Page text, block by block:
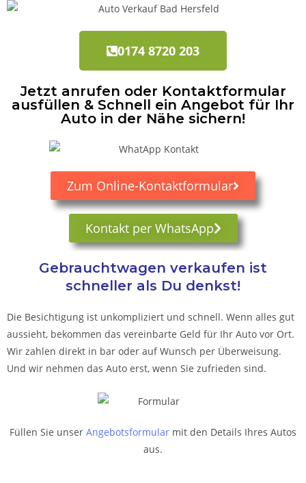
0174 8720 203
Jetzt anrufen oder Kontaktformular
ausfüllen & Schnell ein Angebot für Ihr
Auto in der Nähe sichern!
Zum Online-Kontaktformular
Kontakt per WhatsApp
Gebrauchtwagen verkaufen ist
schneller als Du denkst!
Die Besichtigung ist unkompliziert und schnell. Wenn alles gut
aussieht, bekommen das vereinbarte Geld für Ihr Auto vor Ort.
Wir zahlen direkt in bar oder auf Wunsch per Überweisung.
Und wir nehmen das Auto erst, wenn Sie zufrieden sind.
Füllen Sie unser Angebotsformular mit den Details Ihres Autos
aus.